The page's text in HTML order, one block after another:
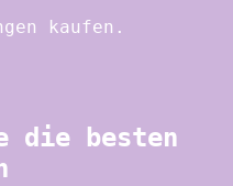
kaufen.
die besten